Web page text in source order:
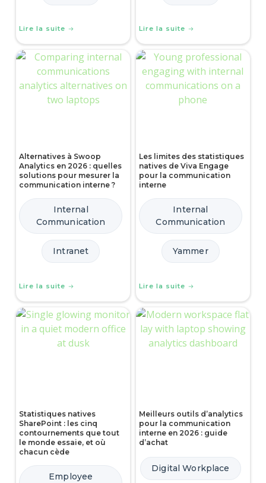
Lire la suite Lire la suite
Alternatives à Swoop
Analytics en 2026 : quelles
solutions pour mesurer la
communication interne ?
Internal
Communication
Intranet
Lire la suite
Les limites des statistiques
natives de Viva Engage
pour la communication
interne
Internal
Communication
Yammer
Lire la suite
Statistiques natives
SharePoint : les cinq
contournements que tout
le monde essaie, et où
chacun cède
Employee
Meilleurs outils d’analytics
pour la communication
interne en 2026 : guide
d’achat
Digital Workplace